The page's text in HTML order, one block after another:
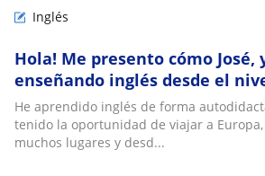
Inglés
Hola! Me presento cómo José,
enseñando inglés desde el
intermedio ¡Thank you!
He aprendido inglés de forma
tenido la oportunidad de viajar a
muchos lugares y desd...